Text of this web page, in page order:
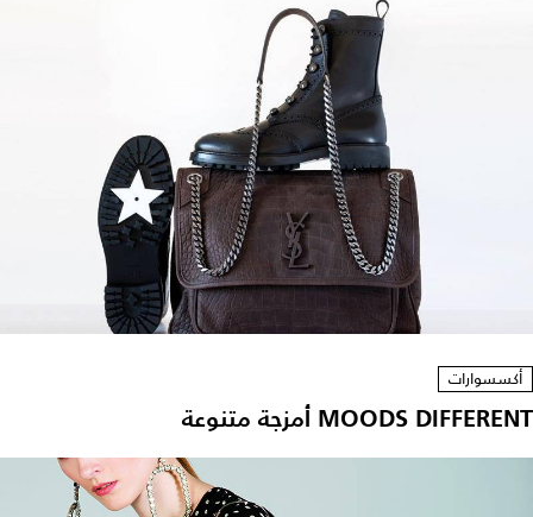
أكسسوارات
MOODS DIFFERENT أمزجة متنوعة